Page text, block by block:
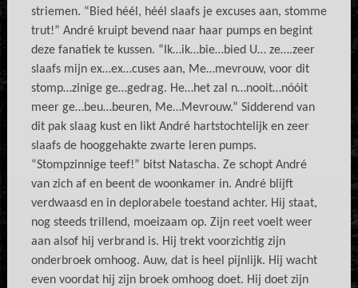
striemen. “Bied héél, héél slaafs je excuses aan, stomme
trut!” André kruipt bevend naar haar pumps en begint
deze fanatiek te kussen. “Ik…ik…bie…bied U… ze….zeer
slaafs mijn ex…ex…cuses aan, Me…mevrouw, voor dit
stomp…zinige ge…gedrag. He…het zal n…nooit…nóóit
meer ge…beu…beuren, Me…Mevrouw.” Sidderend van
dit pak slaag kust en likt André hartstochtelijk en zeer
slaafs de hooggehakte zwarte leren pumps.
“Stompzinnige teef!” bitst Natascha. Ze schopt André
van zich af en beent de woonkamer in. André blijft
verdwaasd en in deplorabele toestand achter. Hij staat,
nog steeds trillend, moeizaam op. Zijn reet voelt weer
aan alsof hij verbrand is. Hij trekt voorzichtig zijn
onderbroek omhoog. Auw, dat is heel pijnlijk. Hij wacht
even voordat hij zijn broek omhoog doet. Hij doet zijn